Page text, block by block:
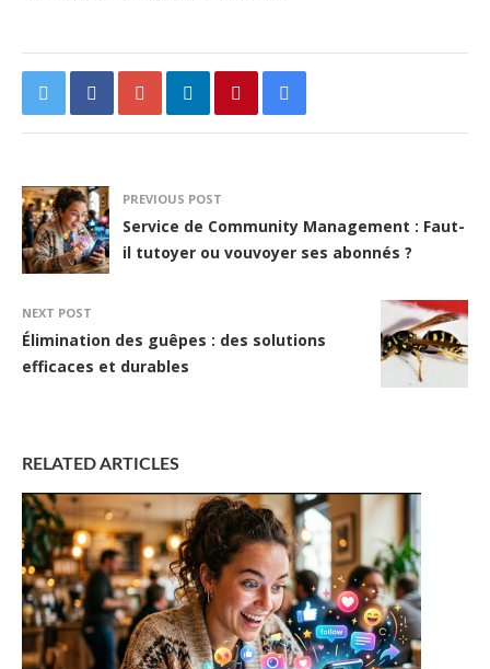
PREVIOUS POST
Service de Community Management : Faut-
il tutoyer ou vouvoyer ses abonnés ?
NEXT POST
Élimination des guêpes : des solutions
efficaces et durables
RELATED ARTICLES